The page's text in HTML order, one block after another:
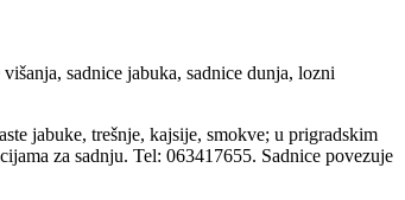
sadnice jabuka, sadnice dunja, lozni
jabuke, trešnje, kajsije, smokve; u prigradskim
za sadnju. Tel: 063417655. Sadnice povezuje